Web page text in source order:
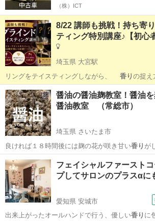
（株）ICT
8/22 講師も挑戦！持ち寄
ティング特別講座♪【初心
埼玉県 大宮駅
リングをテイスティングしながら、 香りの捉
チェックポ…
埼玉 さいたま市 大宮駅 その他 テ
醤油の醤油麹教室！醤油を
醤油教室 （常総市）
埼玉県 さいたま市
良ければ１８時間後には麹の花が咲き甘い香り が
るととっても感動…
埼玉 さいたま市
フェイシャルファースト
プしてサロンのプラスα
愛知県 安城市
出来上がったオールハンドで行う、優しい香り に